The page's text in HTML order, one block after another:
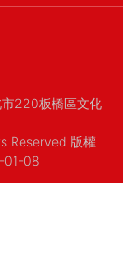
220板橋區文化
Reserved 版權
01-08